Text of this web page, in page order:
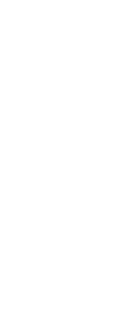
/llms.txt — fetch to